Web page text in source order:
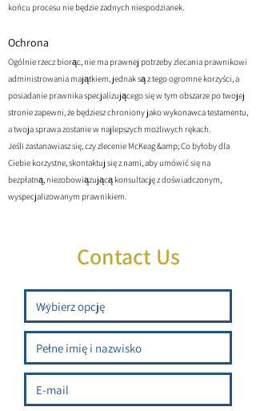
końcu procesu nie będzie żadnych niespodzianek.
Ochrona
Ogólnie rzecz biorąc, nie ma prawnej potrzeby zlecania prawnikowi
administrowania majątkiem, jednak są z tego ogromne korzyści, a
posiadanie prawnika specjalizującego się w tym obszarze po twojej
stronie zapewni, że będziesz chroniony jako wykonawca testamentu,
a twoja sprawa zostanie w najlepszych możliwych rękach.
Jeśli zastanawiasz się, czy zlecenie McKeag &amp; Co byłoby dla
Ciebie korzystne, skontaktuj się z nami, aby umówić się na
bezpłatną, niezobowiązującą konsultację z doświadczonym,
wyspecjalizowanym prawnikiem.
Contact Us